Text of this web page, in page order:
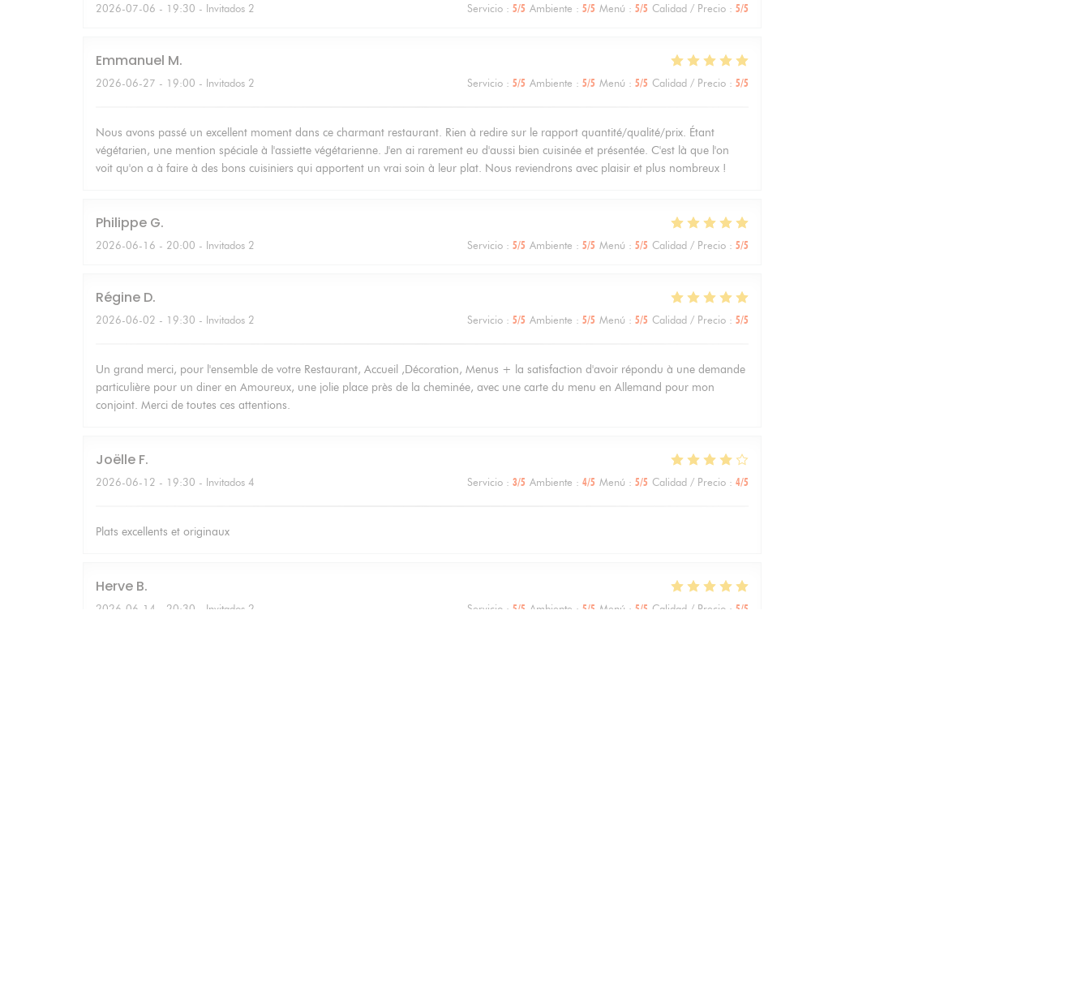
2026-07-06 - 19:30 - Invitados 2 Servicio : 5/5 Ambiente : 5/5 Menú : 5/5 Calidad / Precio : 5/5
Emmanuel M
2026-06-27 - 19:00 - Invitados 2 Servicio : 5/5 Ambiente : 5/5 Menú : 5/5 Calidad / Precio : 5/5
Nous avons passé un excellent moment dans ce charmant restaurant. Rien à redire sur le rapport quantité/qualité/prix. Étant
végétarien, une mention spéciale à l'assiette végétarienne. J'en ai rarement eu d'aussi bien cuisinée et présentée. C'est là que l'on
voit qu'on a à faire à des bons cuisiniers qui apportent un vrai soin à leur plat. Nous reviendrons avec plaisir et plus nombreux !
Philippe G
2026-06-16 - 20:00 - Invitados 2 Servicio : 5/5 Ambiente : 5/5 Menú : 5/5 Calidad / Precio : 5/5
Régine D
2026-06-02 - 19:30 - Invitados 2 Servicio : 5/5 Ambiente : 5/5 Menú : 5/5 Calidad / Precio : 5/5
Un grand merci, pour l'ensemble de votre Restaurant, Accueil ,Décoration, Menus + la satisfaction d'avoir répondu à une demande
particulière pour un diner en Amoureux, une jolie place près de la cheminée, avec une carte du menu en Allemand pour mon
conjoint. Merci de toutes ces attentions.
Joëlle F
2026-06-12 - 19:30 - Invitados 4 Servicio : 3/5 Ambiente : 4/5 Menú : 5/5 Calidad / Precio : 4/5
Plats excellents et originaux
Herve B
2026-06-14 - 20:30 - Invitados 2 Servicio : 5/5 Ambiente : 5/5 Menú : 5/5 Calidad / Precio : 5/5